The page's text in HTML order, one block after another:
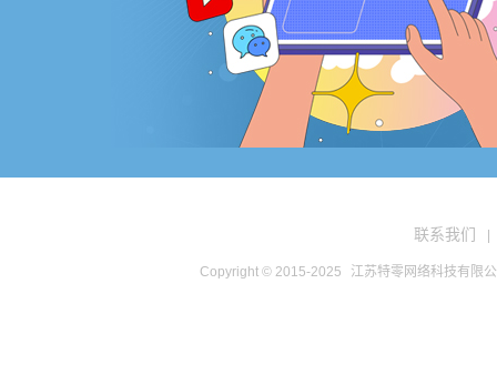
联系我们
Copyright © 2015-2025 江苏特零网络科技有限